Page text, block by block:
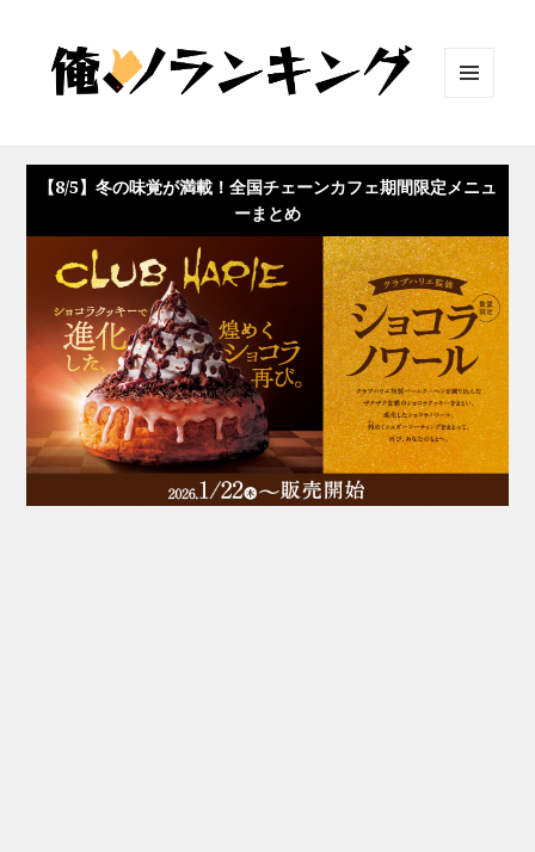
ット
【8/5】冬の味覚が満載！全国チェーンカフェ期間限定メニュ
ーまとめ